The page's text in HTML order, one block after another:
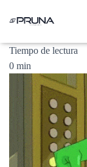
Publicado por
Tiempo de lectura
0 min